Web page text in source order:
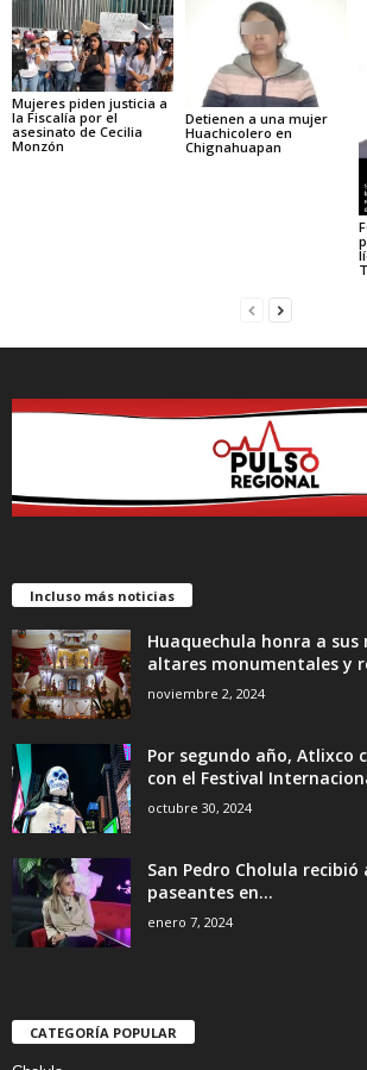
Mujeres piden justicia a
la Fiscalía por el
asesinato de Cecilia
Monzón
Detienen a una mujer
Huachicolero en
Chignahuapan
Incluso más noticias
Huaquechula honra a sus
altares monumentales y
noviembre 2, 2024
Por segundo año, Atlixco
con el Festival
octubre 30, 2024
San Pedro Cholula recibió
paseantes en...
enero 7, 2024
CATEGORÍA POPULAR